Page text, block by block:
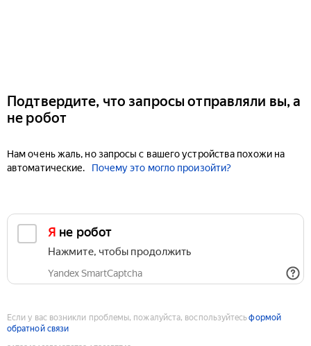
Подтвердите, что запросы отправляли вы, а
не робот
Нам очень жаль, но запросы с вашего устройства похожи на
автоматические.
Почему это могло произойти?
Я не робот
Нажмите, чтобы продолжить
Yandex SmartCaptcha
Если у вас возникли проблемы, пожалуйста, воспользуйтесьформой
обратной связи